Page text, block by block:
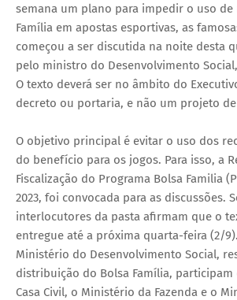
semana um plano para impedir o uso de
Família em apostas esportivas, as
começou a ser discutida na noite desta
pelo ministro do Desenvolvimento
O texto deverá ser no âmbito do
decreto ou portaria, e não um projeto
O objetivo principal é evitar o uso dos
do benefício para os jogos. Para isso, a
Fiscalização do Programa Bolsa Familia
2023, foi convocada para as discussões.
interlocutores da pasta afirmam que o
entregue até a próxima quarta-feira (2/
Ministério do Desenvolvimento Social,
distribuição do Bolsa Família, participam
Casa Civil, o Ministério da Fazenda e o